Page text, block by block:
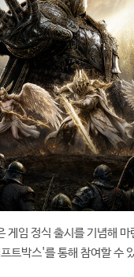
게임 정식 출시를 기념해
트박스'를 통해 참여할 수